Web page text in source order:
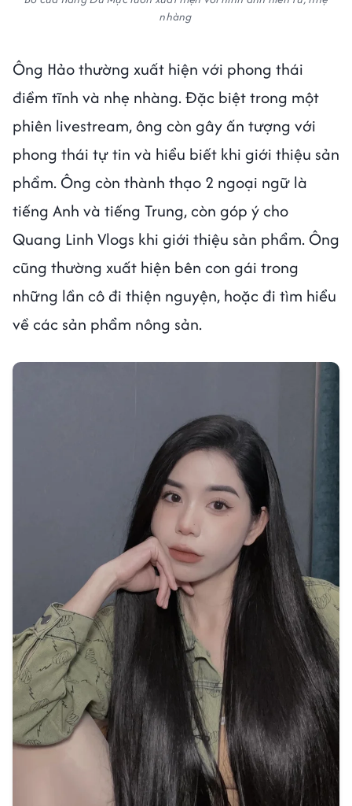
nhàng
Ông Hảo thường xuất hiện với phong thái
điềm tĩnh và nhẹ nhàng. Đặc biệt trong một
phiên livestream, ông còn gây ấn tượng với
phong thái tự tin và hiểu biết khi giới thiệu sản
phẩm. Ông còn thành thạo 2 ngoại ngữ là
tiếng Anh và tiếng Trung, còn góp ý cho
Quang Linh Vlogs khi giới thiệu sản phẩm. Ông
cũng thường xuất hiện bên con gái trong
những lần cô đi thiện nguyện, hoặc đi tìm hiểu
về các sản phẩm nông sản.